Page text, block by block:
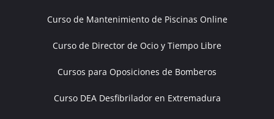
Curso de Mantenimiento de Piscinas Online
Curso de Director de Ocio y Tiempo Libre
Cursos para Oposiciones de Bomberos
Curso DEA Desfibrilador en Extremadura